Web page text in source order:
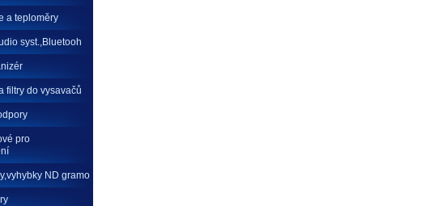
a teploměry
syst.,Bluetooh
filtry do vysavačů
pro
ND gramo